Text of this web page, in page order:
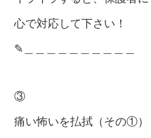
心で対応して下さい！
✎︎＿＿＿＿＿＿＿＿＿＿
③
痛い怖いを払拭（その①）